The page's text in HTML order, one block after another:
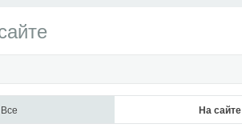
Кирилла
Все На сайте